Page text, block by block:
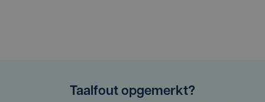
Taalfout opgemerkt?